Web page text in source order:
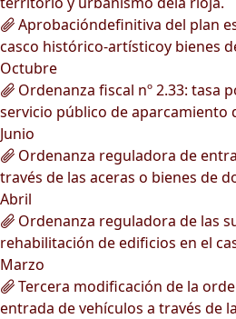
Aprobacióndefinitiva del plan
casco histórico-artísticoy bienes
Octubre
Ordenanza fiscal nº 2.33: tasa
servicio público de aparcamiento
Junio
Ordenanza reguladora de
través de las aceras o bienes de
Abril
Ordenanza reguladora de las
rehabilitación de edificios en el
Marzo
Tercera modificación de la
entrada de vehículos a través de